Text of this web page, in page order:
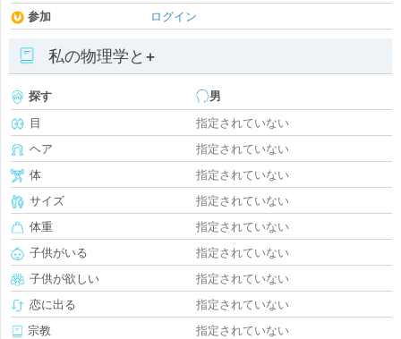
参加
ログイン
私の物理学と+
探す
男
目
指定されていない
ヘア
指定されていない
体
指定されていない
サイズ
指定されていない
体重
指定されていない
子供がいる
指定されていない
子供が欲しい
指定されていない
恋に出る
指定されていない
宗教
指定されていない